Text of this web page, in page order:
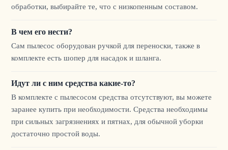
обработки, выбирайте те, что с низкопенным составом.
В чем его нести?
Сам пылесос оборудован ручкой для переноски, также в
комплекте есть шопер для насадок и шланга.
Идут ли с ним средства какие-то?
В комплекте с пылесосом средства отсутствуют, вы можете
заранее купить при необходимости. Средства необходимы
при сильных загрязнениях и пятнах, для обычной уборки
достаточно простой воды.